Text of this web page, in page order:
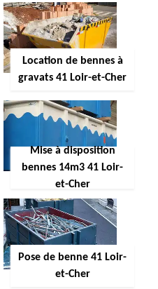
Location de bennes à
gravats 41 Loir-et-Cher
Mise à disposition
bennes 14m3 41 Loir-
et-Cher
Pose de benne 41 Loir-
et-Cher